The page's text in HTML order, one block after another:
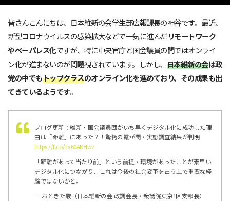
皆さんこんにちは、日本維新の会学生部広報課長の神谷です。最近、
新型コロナウイルスの感染拡大などで一気に進んだリモートワーク
やペーパレス化ですが、特に中央官庁と国会議員の間ではオンライ
ン化が進まないのが問題視されています。しかし、 日本維新の会は政
党の中でもトップクラスのオンライン化を進めており、その成果も出
てきているようです。
ブログ更新：維新・国会議員団がいち早くデジタル化に成功した理
由は「距離」にあった？！驚愕の霞が関・実態調査結果が判明
https://t.co/Fx60AKYIwz
「距離があって当たり前」という前提・環境があったことが素早い
デジタル化につながり、これは今後の社会変革を占う上で重要な経
験ではないかと。
— おときた駿（日本維新の会 政調会長・衆議院東京1区支部長）